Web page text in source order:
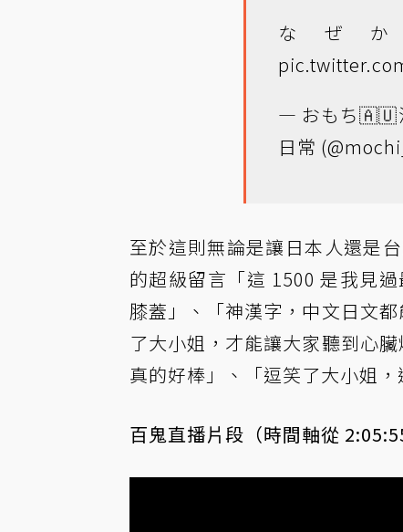
なぜ
— おもち🇦🇺
日常
至於這則無論是讓日本人還是
的超級留言「這 1500 是我見
膝蓋」、「神漢字，中文日文
了大小姐，才能讓大家聽到心
真的好棒」、「逗笑了大小姐
百鬼直播片段（時間軸從